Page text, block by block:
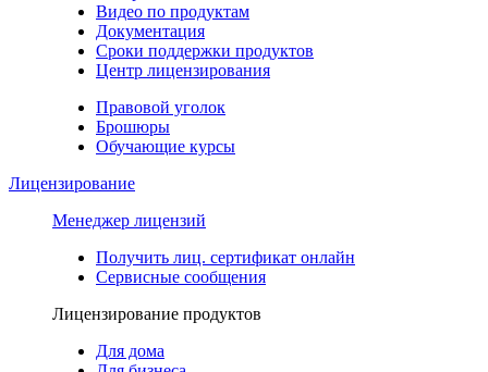
Видео по продуктам
Документация
Сроки поддержки продуктов
Центр лицензирования
Правовой уголок
Брошюры
Обучающие курсы
Лицензирование
Менеджер лицензий
Получить лиц. сертификат онлайн
Сервисные сообщения
Лицензирование продуктов
Для дома